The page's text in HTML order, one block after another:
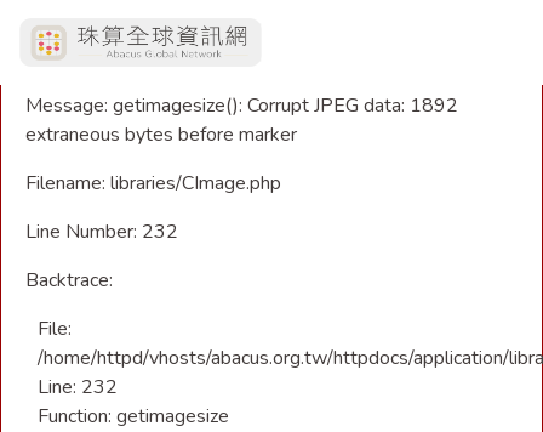
A PHP Error was encountered
Severity: Warning
Message: getimagesize(): Corrupt JPEG data: 1892
extraneous bytes before marker
Filename: libraries/CImage.php
Line Number: 232
Backtrace:
File:
/home/httpd/vhosts/abacus.org.tw/httpdocs/application/
Line: 232
Function: getimagesize